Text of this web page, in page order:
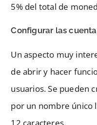
5% del total de
Configurar las
Un aspecto muy
de abrir y hacer
usuarios. Se pueden
por un nombre único